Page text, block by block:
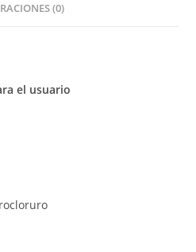
(0)
el usuario